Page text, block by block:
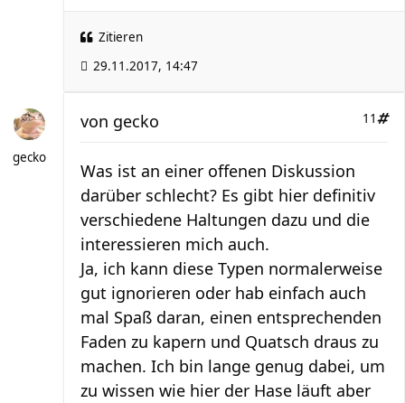
Zitieren
29.11.2017, 14:47
gecko
11
von gecko
Was ist an einer offenen Diskussion
darüber schlecht? Es gibt hier definitiv
verschiedene Haltungen dazu und die
interessieren mich auch.
Ja, ich kann diese Typen normalerweise
gut ignorieren oder hab einfach auch
mal Spaß daran, einen entsprechenden
Faden zu kapern und Quatsch draus zu
machen. Ich bin lange genug dabei, um
zu wissen wie hier der Hase läuft aber